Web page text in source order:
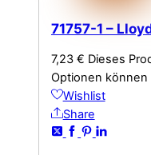
71757-1 –
7,23 € Dieses
Optionen
Wishlist
Share